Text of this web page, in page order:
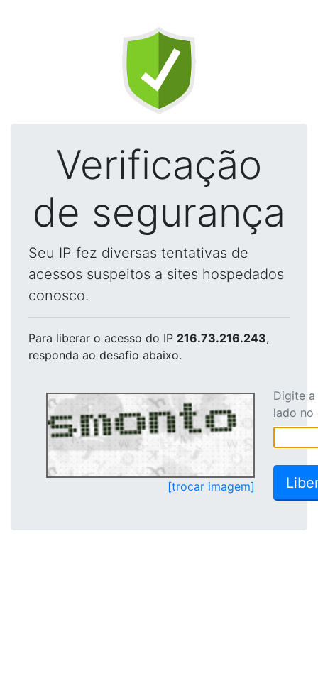
Verificação
de segurança
Seu IP fez diversas tentativas de
acessos suspeitos a sites hospedados
conosco.
Para liberar o acesso do IP 216.73.216.243,
responda ao desafio abaixo.
[trocar imagem]
Digite
lado no